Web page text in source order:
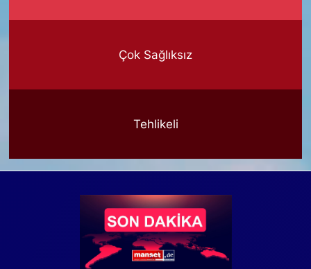
Çok Sağlıksız
Tehlikeli